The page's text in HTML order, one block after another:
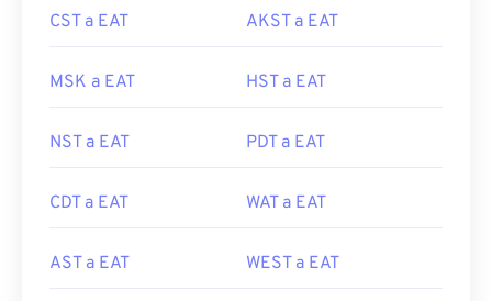
CST a EAT AKST a EAT
MSK a EAT HST a EAT
NST a EAT PDT a EAT
CDT a EAT WAT a EAT
AST a EAT WEST a EAT